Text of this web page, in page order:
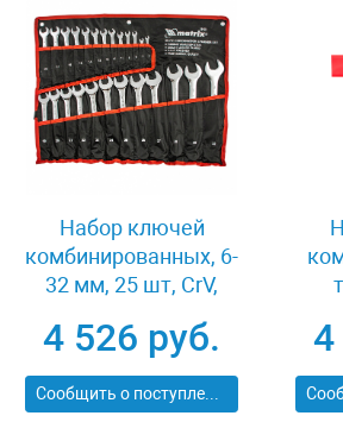
Набор ключей
комбинированных, 6-
32 мм, 25 шт, CrV,
Matrix 15425
4 526 руб.
Сообщить о поступлении
4